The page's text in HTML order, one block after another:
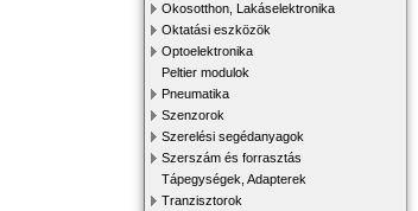
Okosotthon, Lakáselektronika
Oktatási eszközök
Optoelektronika
Peltier modulok
Pneumatika
Szenzorok
Szerelési segédanyagok
Szerszám és forrasztás
Tápegységek, Adapterek
Tranzisztorok